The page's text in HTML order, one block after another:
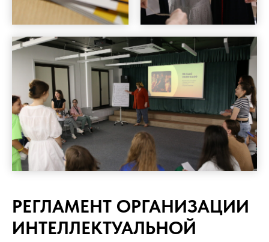
РЕГЛАМЕНТ ОРГАНИЗАЦИИ
ИНТЕЛЛЕКТУАЛЬНОЙ